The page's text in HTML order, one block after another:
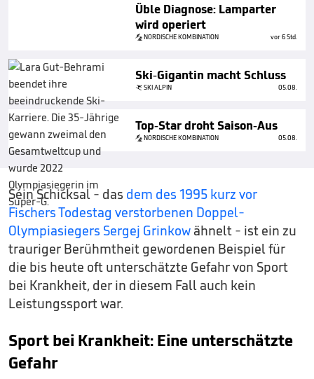
Üble Diagnose: Lamparter
wird operiert
NORDISCHE KOMBINATION vor 6 Std.
Ski-Gigantin macht Schluss
SKI ALPIN 05.08.
Top-Star droht Saison-Aus
NORDISCHE KOMBINATION 05.08.
Sein Schicksal - das dem des 1995 kurz vor
Fischers Todestag verstorbenen Doppel-
Olympiasiegers Sergej Grinkow ähnelt - ist ein zu
trauriger Berühmtheit gewordenen Beispiel für
die bis heute oft unterschätzte Gefahr von Sport
bei Krankheit, der in diesem Fall auch kein
Leistungssport war.
Sport bei Krankheit: Eine unterschätzte
Gefahr